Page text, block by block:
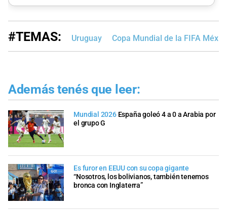
#TEMAS: Uruguay Copa Mundial de la FIFA
Además tenés que leer:
Mundial 2026 España goleó 4 a 0 a Arabia por
el grupo G
Es furor en EEUU con su copa gigante
“Nosotros, los bolivianos, también tenemos
bronca con Inglaterra”